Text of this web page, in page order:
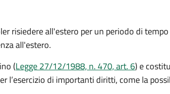
risiedere all'estero per un periodo di
all'estero.
(Legge 27/12/1988, n. 470, art. 6) e
l’esercizio di importanti diritti, come la